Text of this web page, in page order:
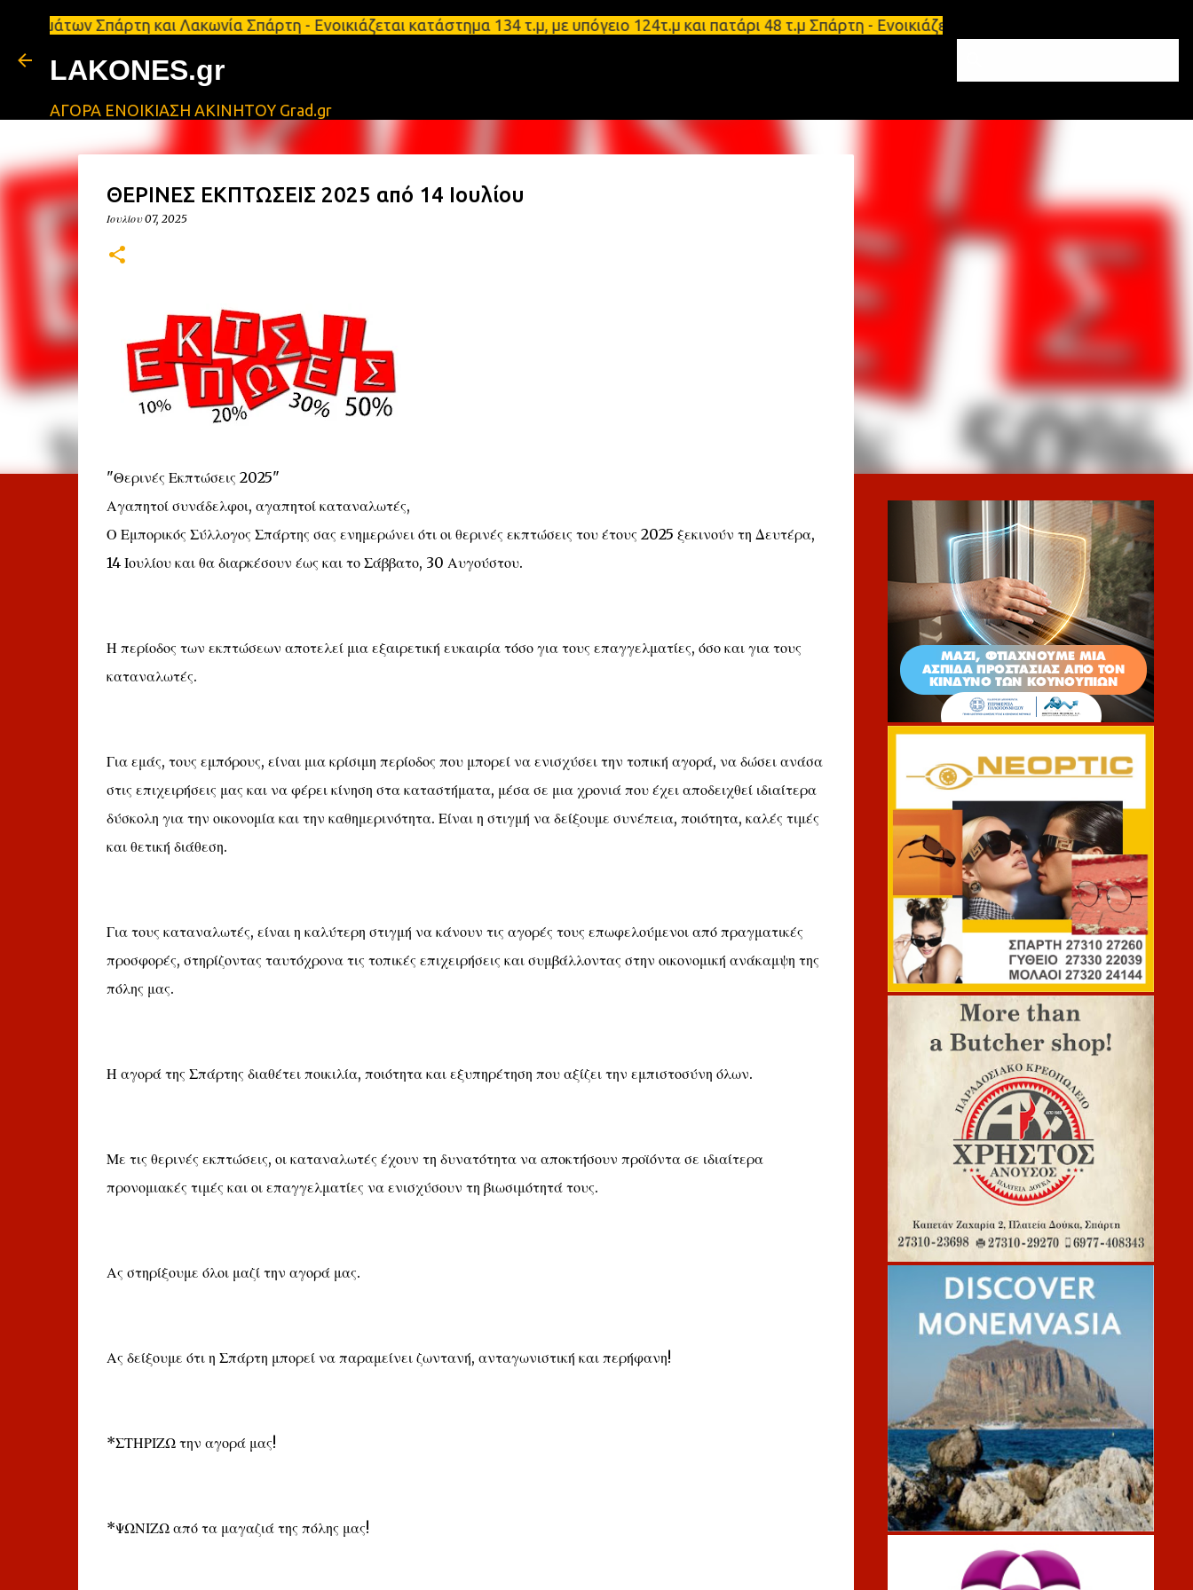
Μετάβαση στο κύριο περιεχόμενο
Σπάρτη και Λακωνία Σπάρτη - Ενοικιάζεται κατάστημα 134 τ.μ, με υπόγειο 124τ.μ και πατάρι 48 τ.μ Σπάρτη - Ενοικιάζεται επιπλωμένο
LAKONES.gr
ΑΓΟΡΑ ΕΝΟΙΚΙΑΣΗ ΑΚΙΝΗΤΟΥ Grad.gr
ΘΕΡΙΝΕΣ ΕΚΠΤΩΣΕΙΣ 2025 από 14 Ιουλίου
Ιουλίου 07, 2025
"Θερινές Εκπτώσεις 2025"
Αγαπητοί συνάδελφοι, αγαπητοί καταναλωτές,
Ο Εμπορικός Σύλλογος Σπάρτης σας ενημερώνει ότι οι θερινές εκπτώσεις του έτους 2025 ξεκινούν τη Δευτέρα,
14 Ιουλίου και θα διαρκέσουν έως και το Σάββατο, 30 Αυγούστου.
Η περίοδος των εκπτώσεων αποτελεί μια εξαιρετική ευκαιρία τόσο για τους επαγγελματίες, όσο και για τους
καταναλωτές.
Για εμάς, τους εμπόρους, είναι μια κρίσιμη περίοδος που μπορεί να ενισχύσει την τοπική αγορά, να δώσει ανάσα
στις επιχειρήσεις μας και να φέρει κίνηση στα καταστήματα, μέσα σε μια χρονιά που έχει αποδειχθεί ιδιαίτερα
δύσκολη για την οικονομία και την καθημερινότητα. Είναι η στιγμή να δείξουμε συνέπεια, ποιότητα, καλές τιμές
και θετική διάθεση.
Για τους καταναλωτές, είναι η καλύτερη στιγμή να κάνουν τις αγορές τους επωφελούμενοι από πραγματικές
προσφορές, στηρίζοντας ταυτόχρονα τις τοπικές επιχειρήσεις και συμβάλλοντας στην οικονομική ανάκαμψη της
πόλης μας.
Η αγορά της Σπάρτης διαθέτει ποικιλία, ποιότητα και εξυπηρέτηση που αξίζει την εμπιστοσύνη όλων.
Με τις θερινές εκπτώσεις, οι καταναλωτές έχουν τη δυνατότητα να αποκτήσουν προϊόντα σε ιδιαίτερα
προνομιακές τιμές και οι επαγγελματίες να ενισχύσουν τη βιωσιμότητά τους.
Ας στηρίξουμε όλοι μαζί την αγορά μας.
Ας δείξουμε ότι η Σπάρτη μπορεί να παραμείνει ζωντανή, ανταγωνιστική και περήφανη!
*ΣΤΗΡΙΖΩ την αγορά μας!
*ΨΩΝΙΖΩ από τα μαγαζιά της πόλης μας!